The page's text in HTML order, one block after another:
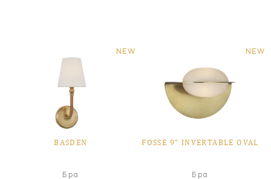
NEW
BASDEN
Бра
NEW
FOSSE 9" INVERTABLE OVAL
Бра